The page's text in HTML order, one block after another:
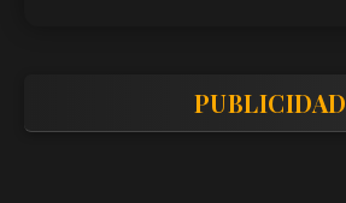
PUBLICIDAD